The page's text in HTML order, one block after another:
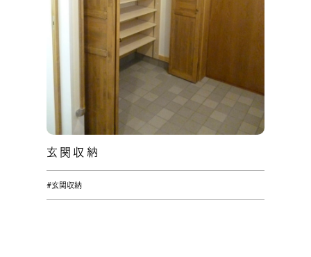
玄関収納
#玄関収納